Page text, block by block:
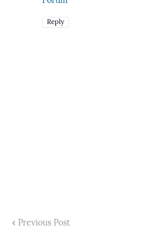
Reply
Previous Post